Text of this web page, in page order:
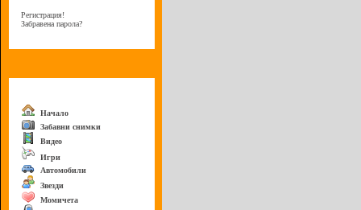
Регистрация!
Забравена парола?
Начало
Забавни снимки
Видео
Игри
Автомобили
Звезди
Момичета